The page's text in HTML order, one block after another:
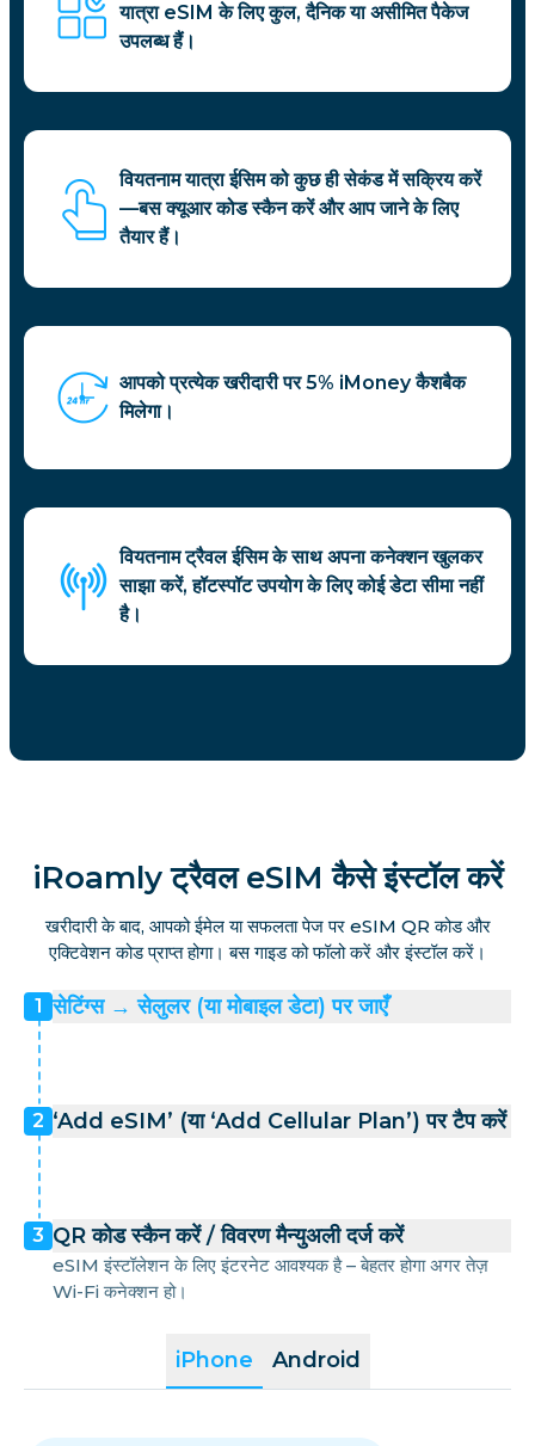
यात्रा eSIM के लिए कुल, दैनिक या असीमित पैकेज
उपलब्ध हैं।
वियतनाम यात्रा ईसिम को कुछ ही सेकंड में सक्रिय करें
—बस क्यूआर कोड स्कैन करें और आप जाने के लिए
तैयार हैं।
आपको प्रत्येक खरीदारी पर 5% iMoney कैशबैक
मिलेगा।
वियतनाम ट्रैवल ईसिम के साथ अपना कनेक्शन खुलकर
साझा करें, हॉटस्पॉट उपयोग के लिए कोई डेटा सीमा नहीं
है।
iRoamly ट्रैवल eSIM कैसे इंस्टॉल करें
खरीदारी के बाद, आपको ईमेल या सफलता पेज पर eSIM QR कोड और
एक्टिवेशन कोड प्राप्त होगा। बस गाइड को फॉलो करें और इंस्टॉल करें।
iPhone Android
1 सेटिंग्स → सेलुलर (या मोबाइल डेटा) पर जाएँ
2 ‘Add eSIM’ (या ‘Add Cellular Plan’) पर टैप करें
3 QR कोड स्कैन करें / विवरण मैन्युअली दर्ज करें
eSIM इंस्टॉलेशन के लिए इंटरनेट आवश्यक है – बेहतर होगा अगर तेज़
Wi-Fi कनेक्शन हो।